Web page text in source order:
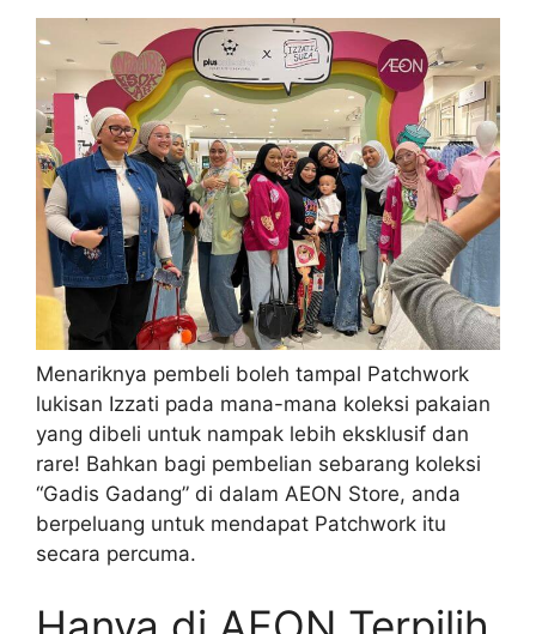
Menariknya pembeli boleh tampal Patchwork
lukisan Izzati pada mana-mana koleksi pakaian
yang dibeli untuk nampak lebih eksklusif dan
rare! Bahkan bagi pembelian sebarang koleksi
“Gadis Gadang” di dalam AEON Store, anda
berpeluang untuk mendapat Patchwork itu
secara percuma.